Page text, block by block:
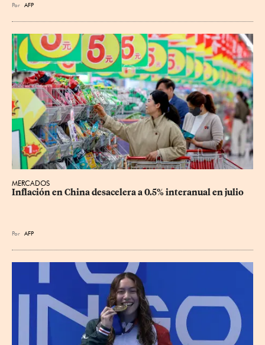
Por AFP
MERCADOS
Inflación en China desacelera a 0.5% interanual en julio
Por AFP